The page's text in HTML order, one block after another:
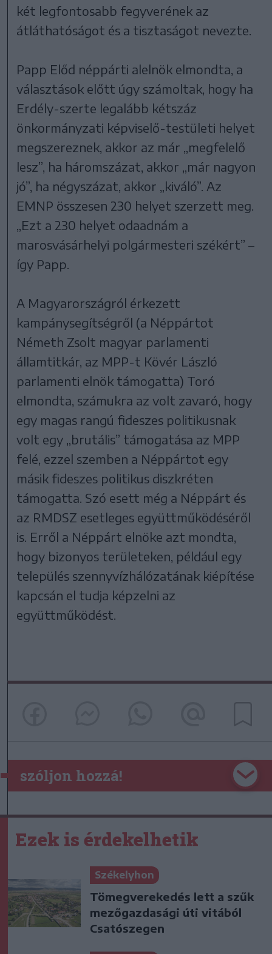
két legfontosabb fegyverének az
átláthatóságot és a tisztaságot nevezte.
Papp Előd néppárti alelnök elmondta, a
választások előtt úgy számoltak, hogy ha
Erdély-szerte legalább kétszáz
önkormányzati képviselő-testületi helyet
megszereznek, akkor az már „megfelelő
lesz”, ha háromszázat, akkor „már nagyon
jó”, ha négyszázat, akkor „kiváló”. Az
EMNP összesen 230 helyet szerzett meg.
„Ezt a 230 helyet odaadnám a
marosvásárhelyi polgármesteri székért” –
így Papp.
A Magyarországról érkezett
kampánysegítségről (a Néppártot
Németh Zsolt magyar parlamenti
államtitkár, az MPP-t Kövér László
parlamenti elnök támogatta) Toró
elmondta, számukra az volt zavaró, hogy
egy magas rangú fideszes politikusnak
volt egy „brutális” támogatása az MPP
felé, ezzel szemben a Néppártot egy
másik fideszes politikus diszkréten
támogatta. Szó esett még a Néppárt és
az RMDSZ esetleges együttműködéséről
is. Erről a Néppárt elnöke azt mondta,
hogy bizonyos területeken, például egy
település szennyvízhálózatának kiépítése
kapcsán el tudja képzelni az
együttműködést.
szóljon hozzá!
Ezek is érdekelhetik
Székelyhon
Tömegverekedés lett a szűk
mezőgazdasági úti vitából
Csatószegen